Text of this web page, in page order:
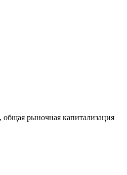
рыночная капитализация